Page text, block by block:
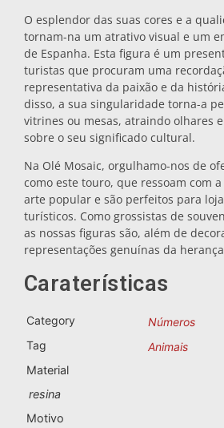
Copos
Copos de shot
Lembranças por cidade
Lembranças de Espanha
Lembranças de Portugal
O esplendor das suas cores e a
tornam-na um atrativo visual e um
de Espanha. Esta figura é um
turistas que procuram uma
representativa da paixão e da
disso, a sua singularidade torna-a
vitrines ou mesas, atraindo olhares
sobre o seu significado cultural.
Na Olé Mosaic, orgulhamo-nos de
como este touro, que ressoam com
arte popular e são perfeitos para
turísticos. Como grossistas de
as nossas figuras são, além de
representações genuínas da
Caraterísticas
Category
Números
Tag
Animais
Material
resina
Motivo